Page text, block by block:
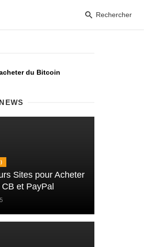
Rechercher
du Bitcoin
Sites pour Acheter
et PayPal